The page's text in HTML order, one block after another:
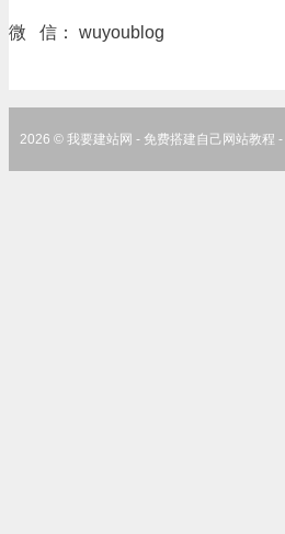
微 信： wuyoublog
2026 © 我要建站网 - 免费搭建自己网站教程 -